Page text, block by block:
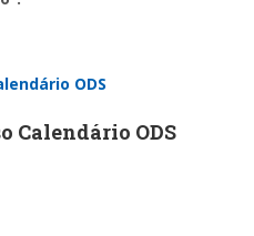
Calendário ODS